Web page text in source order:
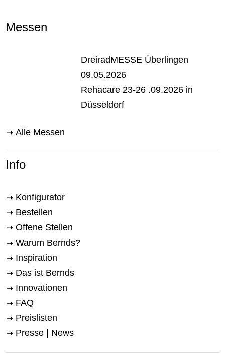
Messen
DreiradMESSE Überlingen
09.05.2026
Rehacare 23-26 .09.2026 in
Düsseldorf
Alle Messen
Info
Konfigurator
Bestellen
Offene Stellen
Warum Bernds?
Inspiration
Das ist Bernds
Innovationen
FAQ
Preislisten
Presse | News